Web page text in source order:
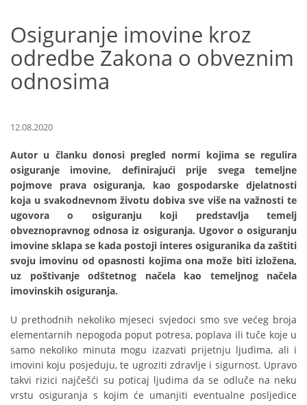
Osiguranje imovine kroz
odredbe Zakona o obveznim
odnosima
12.08.2020
Autor u članku donosi pregled normi kojima se regulira
osiguranje imovine, definirajući prije svega temeljne
pojmove prava osiguranja, kao gospodarske djelatnosti
koja u svakodnevnom životu dobiva sve više na važnosti te
ugovora o osiguranju koji predstavlja temelj
obveznopravnog odnosa iz osiguranja. Ugovor o osiguranju
imovine sklapa se kada postoji interes osiguranika da zaštiti
svoju imovinu od opasnosti kojima ona može biti izložena,
uz poštivanje odštetnog načela kao temeljnog načela
imovinskih osiguranja.
U prethodnih nekoliko mjeseci svjedoci smo sve većeg broja
elementarnih nepogoda poput potresa, poplava ili tuče koje u
samo nekoliko minuta mogu izazvati prijetnju ljudima, ali i
imovini koju posjeduju, te ugroziti zdravlje i sigurnost. Upravo
takvi rizici najčešći su poticaj ljudima da se odluče na neku
vrstu osiguranja s kojim će umanjiti eventualne posljedice